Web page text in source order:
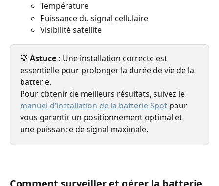
Température
Puissance du signal cellulaire
Visibilité satellite
💡 Astuce : Une installation correcte est
essentielle pour prolonger la durée de vie de la
batterie.
Pour obtenir de meilleurs résultats, suivez le
manuel d’installation de la batterie Spot pour
vous garantir un positionnement optimal et
une puissance de signal maximale.
Comment surveiller et gérer la batterie